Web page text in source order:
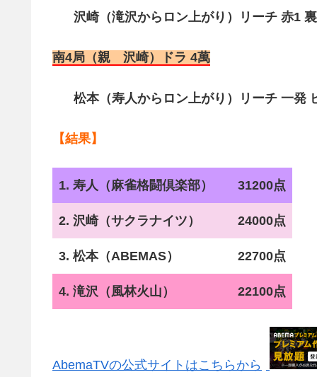
沢崎（滝沢からロン上がり）リーチ 赤
南4局（親 沢崎）ドラ 4萬
松本（寿人からロン上がり）リーチ 一発
【結果】
1. 寿人（麻雀格闘倶楽部） 31200点
2. 沢崎（サクラナイツ） 24000点
3. 松本（ABEMAS） 22700点
4. 滝沢（風林火山） 22100点
AbemaTVの公式サイトはこちらから